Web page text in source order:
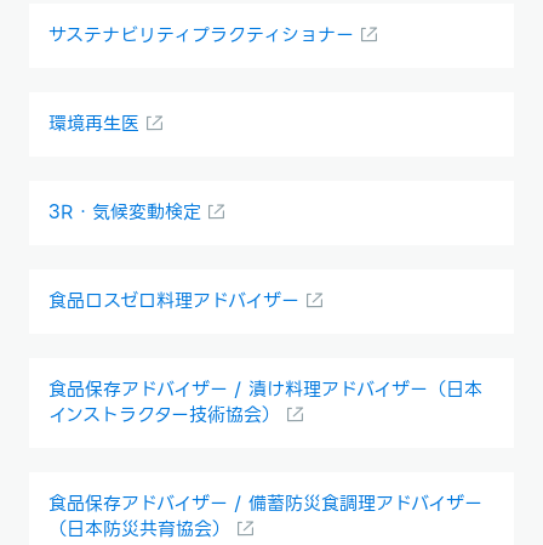
サステナビリティプラクティショナー
環境再生医
3R・気候変動検定
食品ロスゼロ料理アドバイザー
食品保存アドバイザー / 漬け料理アドバイザー（日本
インストラクター技術協会）
食品保存アドバイザー / 備蓄防災食調理アドバイザー
（日本防災共育協会）